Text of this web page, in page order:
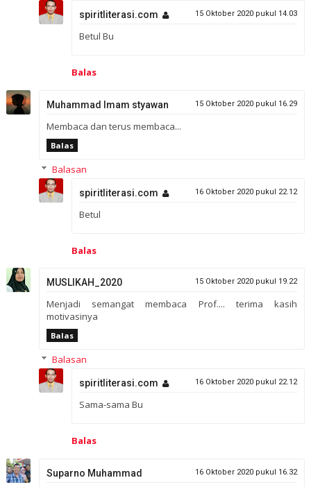
spiritliterasi.com 15 Oktober 2020 pukul 14.03
Betul Bu
Balas
Muhammad Imam styawan 15 Oktober 2020 pukul 16.29
Membaca dan terus membaca...
Balas
Balasan
spiritliterasi.com 16 Oktober 2020 pukul 22.12
Betul
Balas
MUSLIKAH_2020 15 Oktober 2020 pukul 19.22
Menjadi semangat membaca Prof.... terima kasih
motivasinya
Balas
Balasan
spiritliterasi.com 16 Oktober 2020 pukul 22.12
Sama-sama Bu
Balas
Suparno Muhammad 16 Oktober 2020 pukul 16.32